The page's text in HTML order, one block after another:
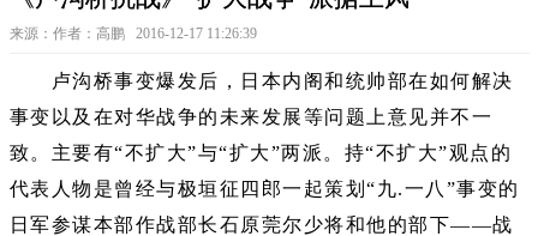
来源：作者：高鹏 2016-12-17 11:26:39
卢沟桥事变爆发后，日本内阁和统帅部在如何解决
事变以及在对华战争的未来发展等问题上意见并不一
致。主要有“不扩大”与“扩大”两派。持“不扩大”观点的
代表人物是曾经与极垣征四郎一起策划“九.一八”事变的
日军参谋本部作战部长石原莞尔少将和他的部下——战